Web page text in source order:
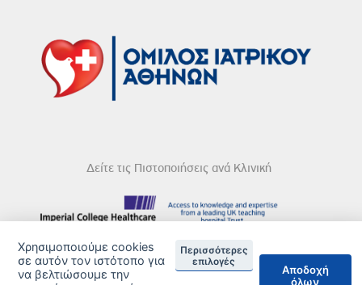
Δείτε τις Πιστοποιήσεις ανά Κλινική
DISCLAIMER
Χρησιμοποιούμε cookies
σε αυτόν τον ιστότοπο για
να βελτιώσουμε την
Περισσότερες
επιλογές
Αποδοχή
όλων